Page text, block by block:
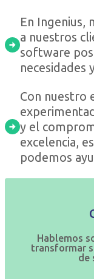
En Ingenius,
a nuestros
software
necesidades
Con nuestro
y el
excelencia,
podemos
Hablemos
transformar
de